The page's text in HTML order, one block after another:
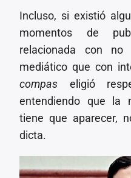
Incluso, si existió
momentos de
relacionada con
mediático que con
compas eligió
entendiendo que la
tiene que aparecer,
dicta.